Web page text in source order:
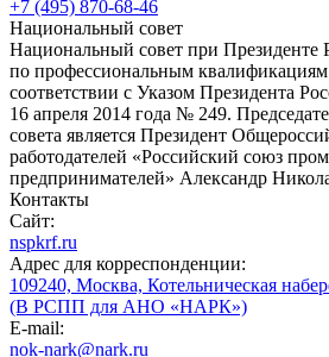
+7 (495) 870-68-46
Национальный совет
Национальный совет при Президенте
по профессиональным квалификациям
соответствии с Указом Президента
16 апреля 2014 года № 249.
совета является Президент
работодателей «Российский союз
предпринимателей» Александр
Контакты
Сайт:
nspkrf.ru
Адрес для корреспонденции:
109240, Москва, Котельническая
(В РСПП для АНО «НАРК»)
E-mail:
nok-nark@nark.ru